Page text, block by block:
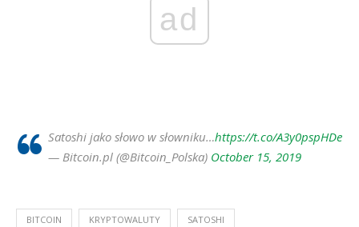
ad
Satoshi jako słowo w słowniku…https://t.co/A3y0pspHDe
— Bitcoin.pl (@Bitcoin_Polska) October 15, 2019
BITCOIN KRYPTOWALUTY SATOSHI